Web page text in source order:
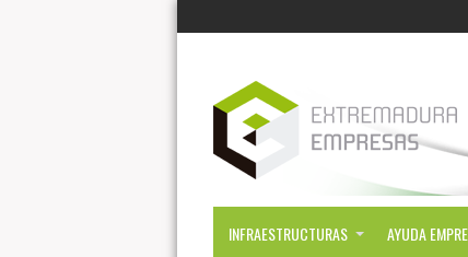
INFRAESTRUCTURAS AYUDA